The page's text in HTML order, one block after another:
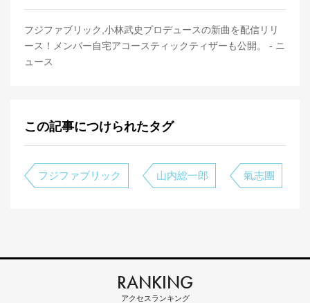
フジファブリック,小林武史プロデュースの新曲を配信リリ
ース！メンバー自宅アコースティックティザーも公開。 - ニ
ュース
この記事につけられたタグ
フジファブリック 山内総一郎 氣志團
RANKING
アクセスランキング